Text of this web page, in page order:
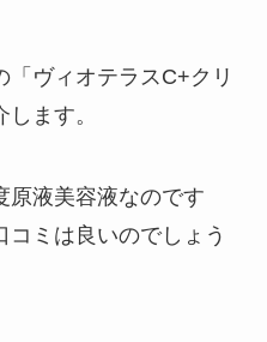
ヴィオテラスC+クリ
ます。
原液美容液なのです
ミは良いのでしょう